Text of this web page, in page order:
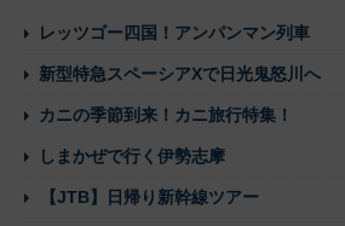
レッツゴー四国！アンパンマン列車
新型特急スペーシアXで日光鬼怒川へ
カニの季節到来！カニ旅行特集！
しまかぜで行く伊勢志摩
【JTB】日帰り新幹線ツアー